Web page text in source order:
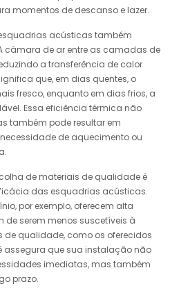
momentos de descanso e lazer.
acústicas também
câmara de ar entre as camadas de
a transferência de calor
que, em dias quentes, o
fresco, enquanto em dias frios, a
Essa eficiência térmica não
também pode resultar em
de aquecimento ou
de materiais de qualidade é
das esquadrias acústicas.
por exemplo, oferecem alta
de serem menos suscetíveis à
de qualidade, como os oferecidos
assegura que sua instalação não
imediatas, mas também
prazo.